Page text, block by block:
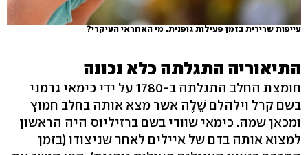
עייפות שרירית בזמן פעילות גופנית. מי האחראי העיקרי?
התיאוריה התגלתה כלא נכונה
חומצת החלב התגלתה ב-1780 על ידי כימאי גרמני
בשם קרל וילהלם שֵׁלֶה אשר מצא אותה בחלב חמוץ
ומכאן שמה. כימאי שוודי בשם ברזיליוס היה הראשון
למצוא אותה בדם של איילים לאחר שניצודו (בזמן